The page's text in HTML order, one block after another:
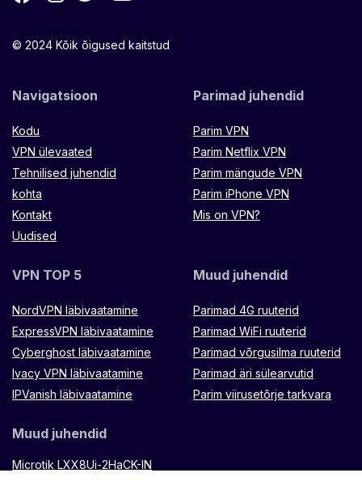
© 2024 Kõik õigused kaitstud
Navigatsioon
Kodu
VPN ülevaated
Tehnilised juhendid
kohta
Kontakt
Uudised
Parimad juhendid
Parim VPN
Parim Netflix VPN
Parim mängude VPN
Parim iPhone VPN
Mis on VPN?
VPN TOP 5
NordVPN läbivaatamine
ExpressVPN läbivaatamine
Cyberghost läbivaatamine
Ivacy VPN läbivaatamine
IPVanish läbivaatamine
Muud juhendid
Parimad 4G ruuterid
Parimad WiFi ruuterid
Parimad võrgusilma ruuterid
Parimad äri sülearvutid
Parim viirusetõrje tarkvara
Muud juhendid
Microtik LXX8Ui-2HaCK-IN